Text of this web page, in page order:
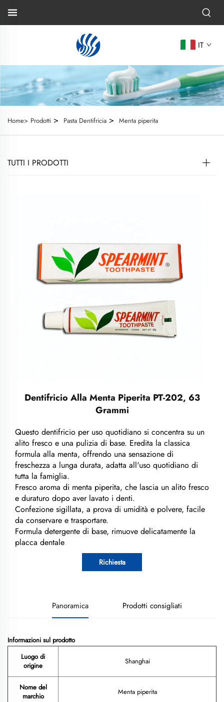
IT
Home> Prodotti > Pasta Dentifricia > Menta piperita
TUTTI I PRODOTTI
Dentifricio Alla Menta Piperita PT-202, 63
Grammi
Questo dentifricio per uso quotidiano si concentra su un
alito fresco e una pulizia di base. Eredita la classica
formula alla menta, offrendo una sensazione di
freschezza a lunga durata, adatta all'uso quotidiano di
tutta la famiglia.
Fresco aroma di menta piperita, che lascia un alito fresco
e duraturo dopo aver lavato i denti.
Confezione sigillata, a prova di umidità e polvere, facile
da conservare e trasportare.
Formula detergente di base, rimuove delicatamente la
placca dentale
Richiesta
Panoramica Prodotti consigliati
Informazioni sul prodotto
Luogo di
origine
Shanghai
Nome del
marchio
Menta piperita